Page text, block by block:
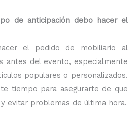
de anticipación debo hacer el
el pedido de mobiliario al
antes del evento, especialmente
populares o personalizados.
tiempo para asegurarte de que
evitar problemas de última hora.